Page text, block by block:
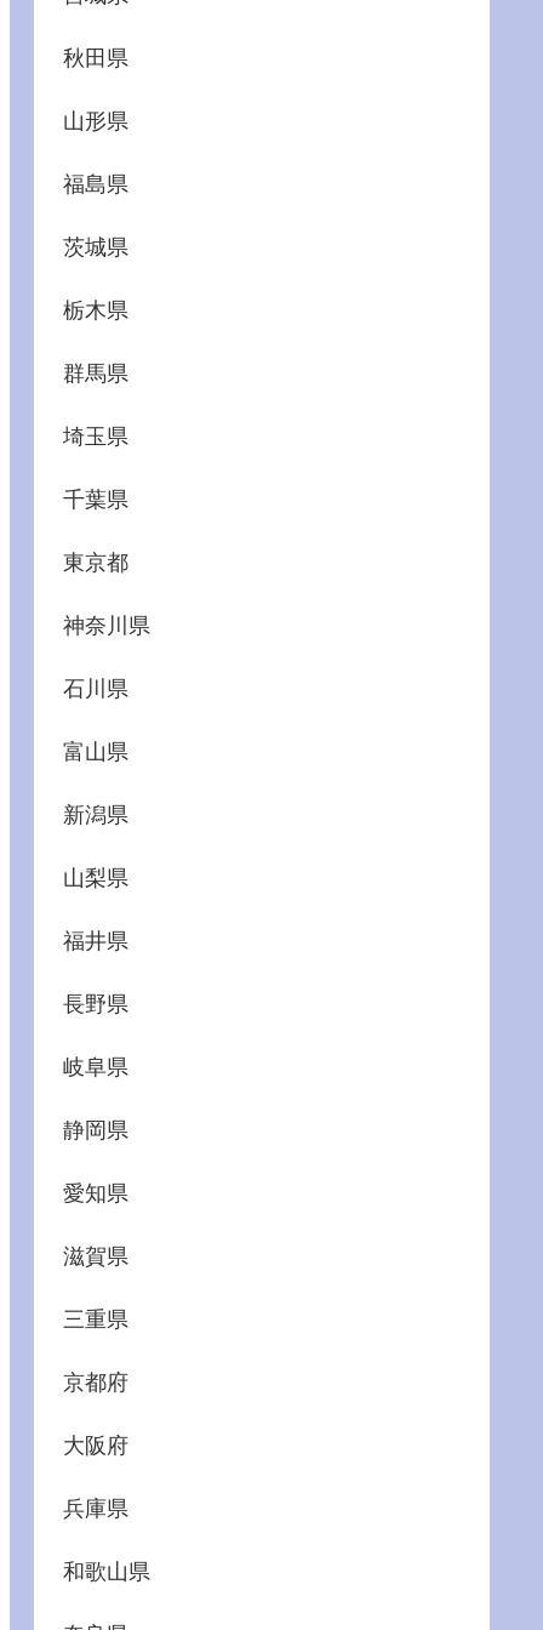
秋田県
山形県
福島県
茨城県
栃木県
群馬県
埼玉県
千葉県
東京都
神奈川県
石川県
富山県
新潟県
山梨県
福井県
長野県
岐阜県
静岡県
愛知県
滋賀県
三重県
京都府
大阪府
兵庫県
和歌山県